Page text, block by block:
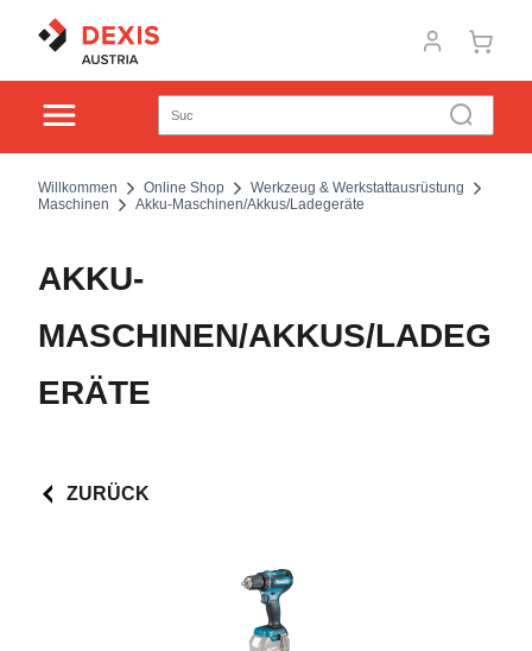
Willkommen Online Shop
Werkzeug & Werkstattausrüstung
Maschinen
Akku-Maschinen/Akkus/Ladegeräte
AKKU-
MASCHINEN/AKKUS/LADEG
ERÄTE
ZURÜCK